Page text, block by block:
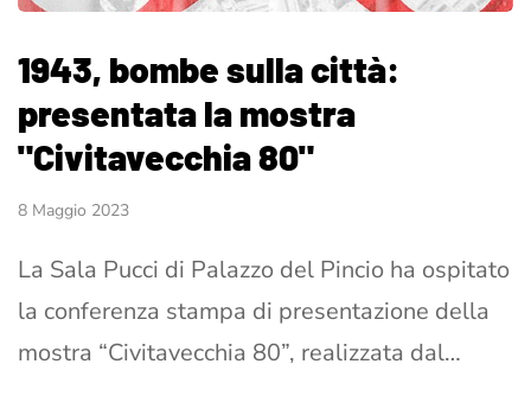
1943, bombe sulla città:
presentata la mostra
"Civitavecchia 80"
8 Maggio 2023
La Sala Pucci di Palazzo del Pincio ha ospitato
la conferenza stampa di presentazione della
mostra “Civitavecchia 80”, realizzata dal…